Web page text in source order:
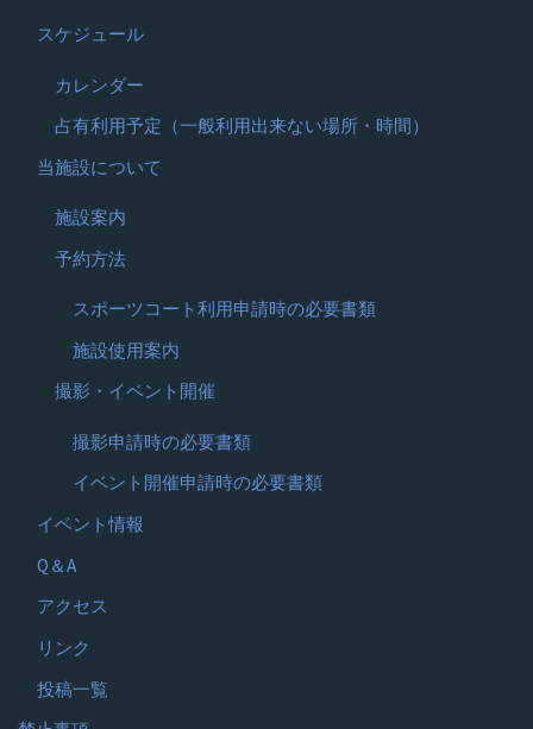
スケジュール
カレンダー
占有利用予定（一般利用出来ない場所・時間）
当施設について
施設案内
予約方法
スポーツコート利用申請時の必要書類
施設使用案内
撮影・イベント開催
撮影申請時の必要書類
イベント開催申請時の必要書類
イベント情報
Q＆A
アクセス
リンク
投稿一覧